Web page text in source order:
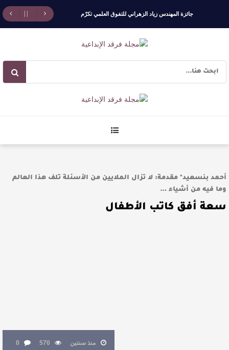
جائزة المهندس زياد الزهراني للتفوق العلمي تكرّم
نخبة من أبناء وبنات الأطاولة
مهرجان الأطاولة التراثي يجمع الشاعر عبدالواحد
القيمة الأدبية بين استحقاق النص وسلطة الجائزة
​ اللون الأحمر وشاح سردية الأدب وسر رمزية
أحمد بنسعيد* مقدمة: لا تزال الملايين من الأسئلة تلف هذا العالم
وما فيه من أشياء …
سعة أفق كاتب الأطفال
منذ سنتين 570
0